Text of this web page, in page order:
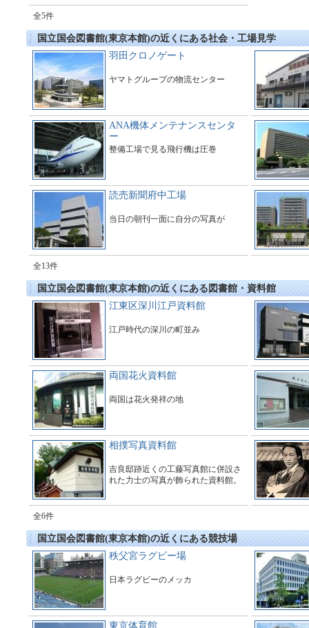
全5件
国立国会図書館(東京本館)の近くにある社会・工場見学
羽田クロノゲート
ヤマトグループの物流センター
ANA機体メンテナンスセンタ
ー
整備工場で見る飛行機は圧巻
読売新聞府中工場
当日の朝刊一面に自分の写真が
全13件
国立国会図書館(東京本館)の近くにある図書館・資料館
江東区深川江戸資料館
江戸時代の深川の町並み
両国花火資料館
両国は花火発祥の地
相撲写真資料館
吉良邸跡近くの工藤写真館に併設さ
れた力士の写真が飾られた資料館。
全6件
国立国会図書館(東京本館)の近くにある競技場
秩父宮ラグビー場
日本ラグビーのメッカ
東京体育館